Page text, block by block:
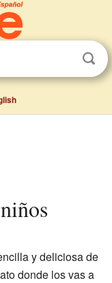
y deliciosa de
donde los vas a